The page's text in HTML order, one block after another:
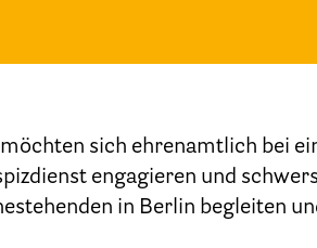
sich ehrenamtlich bei
engagieren und
in Berlin begleiten